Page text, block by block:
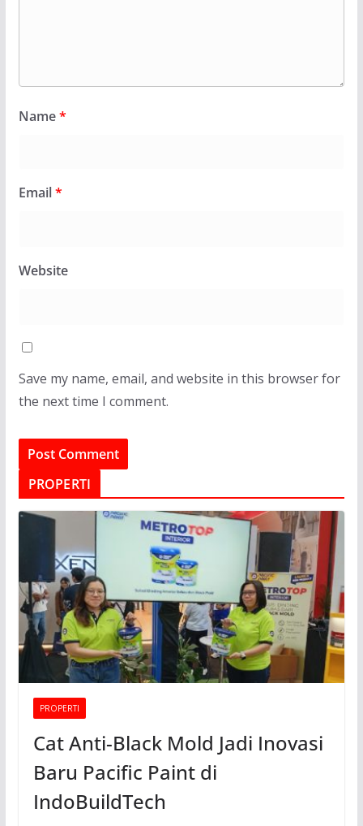
Name*
Email*
Website
Save my name, email, and website in this browser for
the next time I comment.
PROPERTI
PROPERTI
Cat Anti-Black Mold Jadi Inovasi
Baru Pacific Paint di
IndoBuildTech